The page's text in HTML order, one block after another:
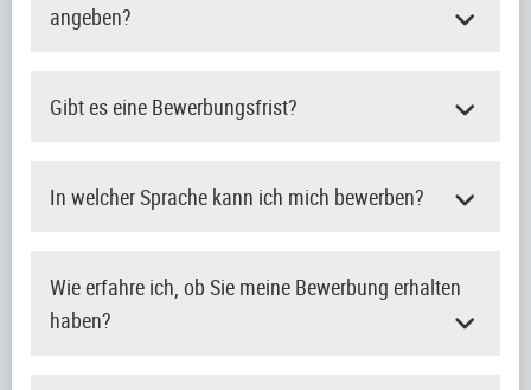
angeben?
Gibt es eine Bewerbungsfrist?
In welcher Sprache kann ich mich bewerben?
Wie erfahre ich, ob Sie meine Bewerbung erhalten
haben?